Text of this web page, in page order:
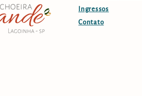
Ingressos
Contato